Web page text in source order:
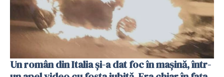
Un român din Italia și-a dat foc în mașină, într-